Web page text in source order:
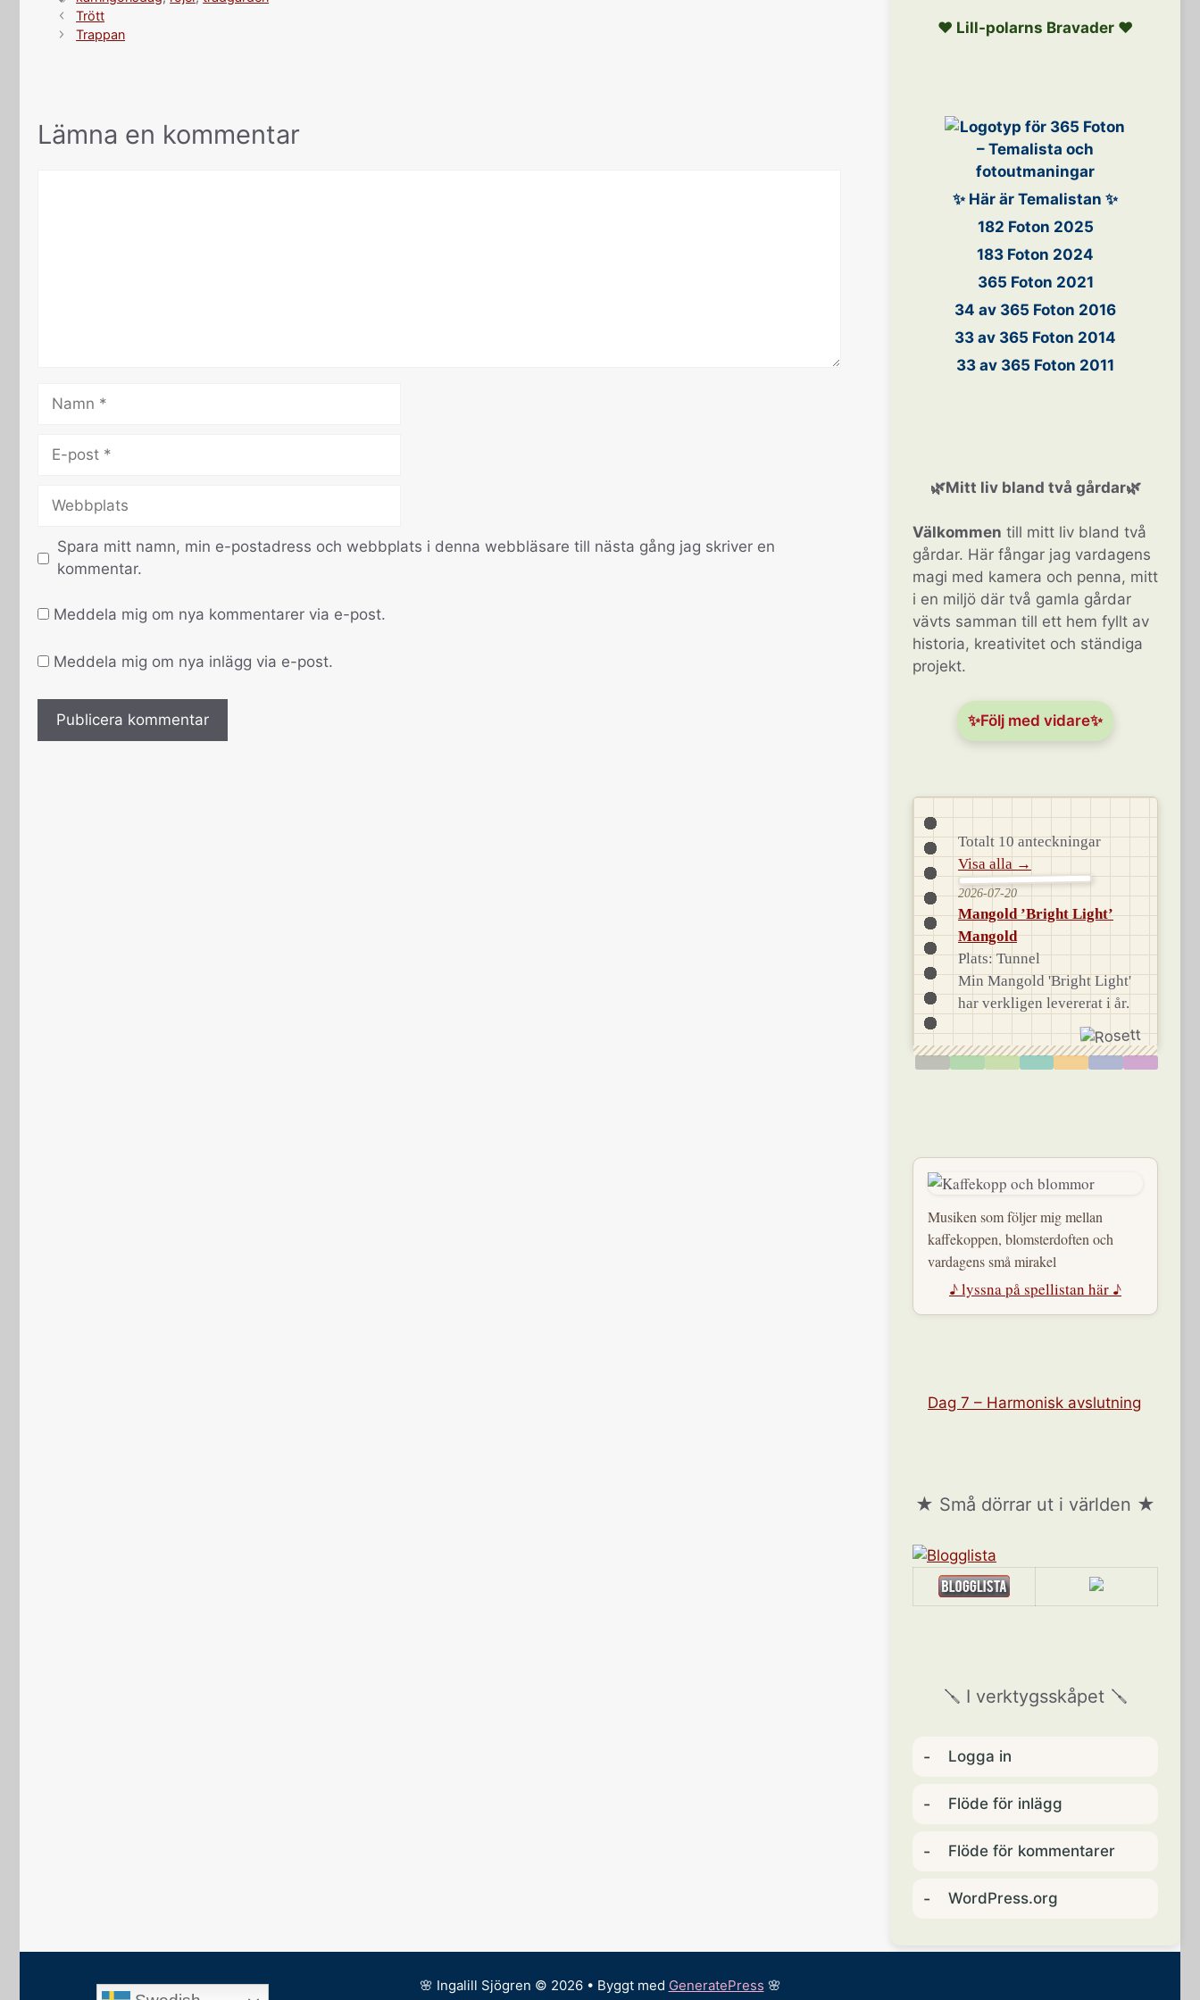
Trött
Trappan
Lämna en kommentar
Namn
Webbplats
Spara mitt namn, min e-postadress och webbplats i denna webbläsare till nästa gång jag skriver en
kommentar.
Meddela mig om nya kommentarer via e-post.
Meddela mig om nya inlägg via e-post.
❤️ Lill-polarns Bravader ❤️
✨ Här är Temalistan ✨
182 Foton 2025
183 Foton 2024
365 Foton 2021
34 av 365 Foton 2016
33 av 365 Foton 2014
33 av 365 Foton 2011
🌿Mitt liv bland två gårdar🌿
Välkommen till mitt liv bland två
gårdar. Här fångar jag vardagens
magi med kamera och penna, mitt
i en miljö där två gamla gårdar
vävts samman till ett hem fyllt av
historia, kreativitet och ständiga
projekt.
✨Följ med vidare✨
Totalt 10 anteckningar
Visa alla →
2026-07-20
Mangold ’Bright Light’
Mangold
Plats: Tunnel
Min Mangold 'Bright Light'
har verkligen levererat i år.
Musiken som följer mig mellan
kaffekoppen, blomsterdoften och
vardagens små mirakel
♪ lyssna på spellistan här ♪
Dag 7 – Harmonisk avslutning
★ Små dörrar ut i världen ★
🪛 I verktygsskåpet 🪛
Logga in
Flöde för inlägg
Flöde för kommentarer
WordPress.org
🌸 Ingalill Sjögren © 2026 • Byggt med GeneratePress 🌸